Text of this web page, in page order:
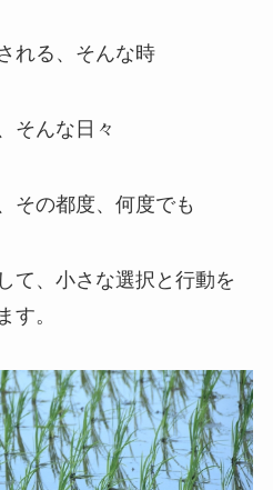
れる、そんな時
そんな日々
その都度、何度でも
て、小さな選択と行動を
。